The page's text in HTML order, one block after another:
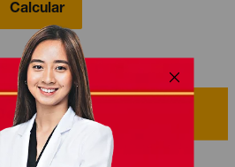
Calcular
Descrição